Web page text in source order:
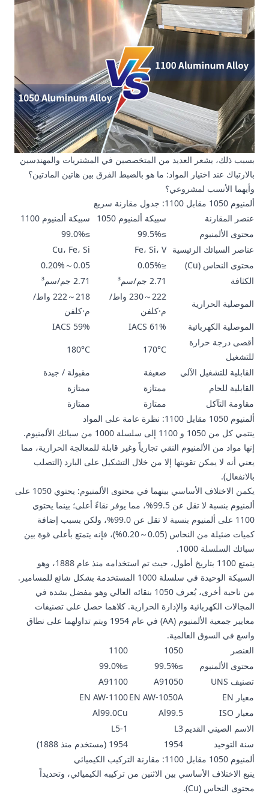
بسبب ذلك، يشعر العديد من المتخصصين في المشتريات والمهندسين
بالارتباك عند اختيار المواد: ما هو بالضبط الفرق بين هاتين المادتين؟
وأيهما الأنسب لمشروعي؟
ألمنيوم 1050 مقابل 1100: جدول مقارنة سريع
عنصر المقارنة
سبيكة ألمنيوم 1050 سبيكة ألمنيوم 1100
محتوى الألمنيوم
≥99.5%
≥99.0%
عناصر السبائك الرئيسية Fe، Si، V
Cu، Fe، Si
محتوى النحاس (Cu)
≤0.05%
0.05～0.20%
الكثافة
2.71 جم/سم³
2.71 جم/سم³
الموصلية الحرارية
222～230 واط/
م·كلفن
218～222 واط/
م·كلفن
الموصلية الكهربائية
61% IACS
59% IACS
أقصى درجة حرارة
للتشغيل
170°C
180°C
القابلية للتشغيل الآلي
ضعيفة
مقبولة / جيدة
القابلية للحام
ممتازة
ممتازة
مقاومة التآكل
ممتازة
ممتازة
ألمنيوم 1050 مقابل 1100: نظرة عامة على المواد
ينتمي كل من 1050 و 1100 إلى سلسلة 1000 من سبائك الألمنيوم.
إنها مواد من الألمنيوم النقي تجارياً وغير قابلة للمعالجة الحرارية، مما
يعني أنه لا يمكن تقويتها إلا من خلال التشكيل على البارد (التصلب
بالانفعال).
يكمن الاختلاف الأساسي بينهما في محتوى الألمنيوم: يحتوي 1050 على
ألمنيوم بنسبة لا تقل عن 99.5%، مما يوفر نقاءً أعلى؛ بينما يحتوي
1100 على ألمنيوم بنسبة لا تقل عن 99.0%، ولكن بسبب إضافة
كميات ضئيلة من النحاس (0.05～0.20%)، فإنه يتمتع بأعلى قوة بين
سبائك السلسلة 1000.
يتمتع 1100 بتاريخ أطول، حيث تم استخدامه منذ عام 1888، وهو
السبيكة الوحيدة في سلسلة 1000 المستخدمة بشكل شائع للمسامير.
من ناحية أخرى، يُعرف 1050 بنقائه العالي وهو مفضل بشدة في
المجالات الكهربائية والإدارة الحرارية. كلاهما حصل على تصنيفات
معايير جمعية الألمنيوم (AA) في عام 1954 ويتم تداولهما على نطاق
واسع في السوق العالمية.
العنصر
1050
1100
محتوى الألمنيوم
≥99.5%
≥99.0%
تصنيف UNS
A91050
A91100
معيار EN
EN AW-1050A
EN AW-1100
معيار ISO
Al99.5
Al99.0Cu
الاسم الصيني القديمL3
L5-1
سنة التوحيد
1954
1954 (مستخدم منذ 1888)
ألمنيوم 1050 مقابل 1100: مقارنة التركيب الكيميائي
ينبع الاختلاف الأساسي بين الاثنين من تركيبه الكيميائي، وتحديداً
محتوى النحاس (Cu).